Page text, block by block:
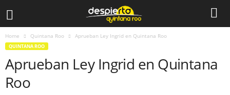
Home Quintana Roo Aprueban Ley Ingrid en Quintana Roo
QUINTANA ROO
Aprueban Ley Ingrid en Quintana
Roo